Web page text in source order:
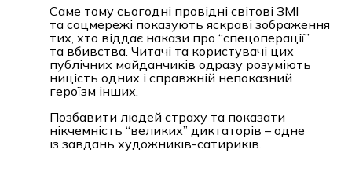
Саме тому сьогодні провідні світові ЗМІ
та соцмережі показують яскраві зображення
тих, хто віддає накази про “спецоперації”
та вбивства. Читачі та користувачі цих
публічних майданчиків одразу розуміють
ницість одних і справжній непоказний
героїзм інших.
Позбавити людей страху та показати
нікчемність “великих” диктаторів – одне
із завдань художників-сатириків.